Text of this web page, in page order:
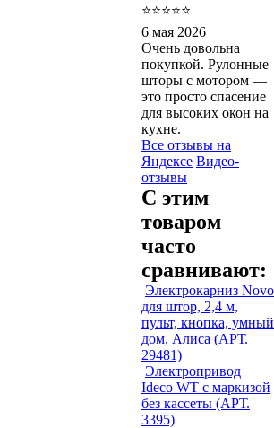
⭐⭐⭐⭐⭐
6 мая 2026
Очень довольна
покупкой. Рулонные
шторы с мотором —
это просто спасение
для высоких окон на
кухне.
Все отзывы на
Яндексе Видео-
отзывы
С этим
товаром
часто
сравнивают:
Электрокарниз Novo
для штор, 2,4 м,
пульт, кнопка, умный
дом, Алиса (АРТ.
29481)
Электропривод
Ideco WT с маркизой
без кассеты (АРТ.
3395)